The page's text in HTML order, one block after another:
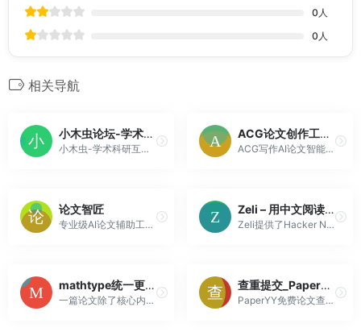
0 人
0 人
相关导航
小木虫论坛-学术科研互动平台
小木虫-学术科研互动平台，会员主要来自国内各大院校、科研院所的博硕士研究生，企业研发人员，这里拥有旺盛的人气、良好的交流氛围及广阔的交流空间，已成为聚集众多科研工作者的学术资源、经验交流平台。小木虫论坛秉承“为中国学术科研免费提供动力”宗旨，已成为国内最有人气的学术科研站！
ACG论文创作工具-毕业论文，期刊论文，文献综述，课程论文，AI论文，PPT生成，小微论文，论文范文，论文生成器软件，免费论文生成软件
ACG写作AI论文智能生成软件，10分钟生成万字毕业论文、期刊论文、文献综述、PPT，附赠Aigc查重、降重报告、文献资料。只需一个标题，从开题报告到答辩一键生成软件，论文范文结构完整，包含摘要、目录、参考文献。
论文智匠
专业级AI论文辅助工具、高质量学术文章写作
Zeli – 用中文阅读Hacker News和AI论文摘要
Zeli提供了Hacker News和HuggingFace每日AI论文的中文版，实时翻译并生成摘要，旨在帮你快速挑选感兴趣的文章来读。
mathtype统一更改公式字号 mathtype统一更改字体方法-MathType中文网
一篇论文除了核心内容之外，规范的排版能够增色不少，特别是一些理科的论文，里面会用到各种各样的元素。而且很多论文都不是一次性写完，甚至不是在同一台电脑上写的，这就很容易导致论文中的一些字体字号不统一的情况，使用整篇文章显得特别乱，文字部分统一字体字号比较简单。那公式编辑器mathtype统一字更改公式...
查重提交_PaperYY论文查重
PaperYY免费论文查重检测-首款免费论文检测软件，为毕业生提供专业的论文重复率检测、论文降重、论文在线修改、论文格式规范等一站式服务。